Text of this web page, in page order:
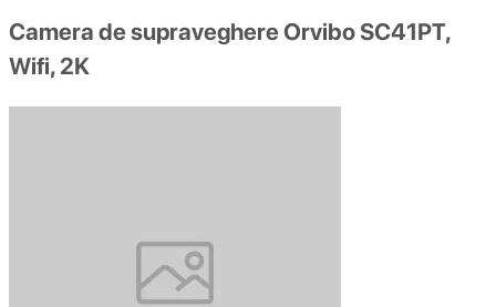
Camera de supraveghere Orvibo SC41PT,
Wifi, 2K